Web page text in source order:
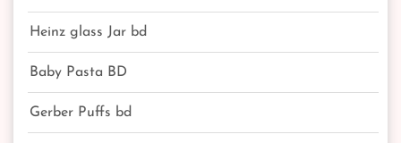
Heinz glass Jar bd
Baby Pasta BD
Gerber Puffs bd